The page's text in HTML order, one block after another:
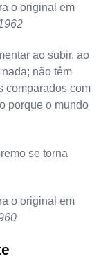
o original em
ao subir, ao
não têm
comparados com
porque o mundo
se torna
o original em